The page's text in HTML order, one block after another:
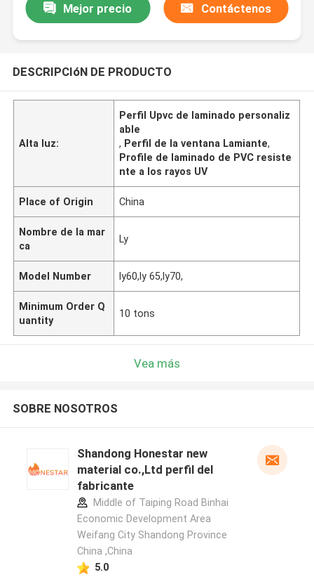
Mejor precio Contáctenos
DESCRIPCIóN DE PRODUCTO
Alta luz:
Perfil Upvc de laminado personaliz
able
, Perfil de la ventana Lamiante,
Profile de laminado de PVC resiste
nte a los rayos UV
Place of Origin China
Nombre de la mar
ca
Ly
Model Number ly60,ly 65,ly70,
Minimum Order Q
uantity
10 tons
Vea más
SOBRE NOSOTROS
Shandong Honestar new
material co.,Ltd perfil del
fabricante
Middle of Taiping Road Binhai
Economic Development Area
Weifang City Shandong Province
China ,China
5.0